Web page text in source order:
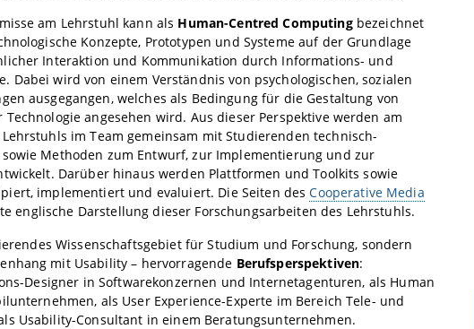
am Lehrstuhl kann als Human-Centred Computingbezeichnet
Konzepte, Prototypen und Systeme auf der Grundlage
Interaktion und Kommunikation durch Informations- und
Dabei wird von einem Verständnis von psychologischen, sozialen
ausgegangen, welches als Bedingung für die Gestaltung von
angesehen wird. Aus dieser Perspektive werden am
im Team gemeinsam mit Studierenden technisch-
Methoden zum Entwurf, zur Implementierung und zur
Darüber hinaus werden Plattformen und Toolkits sowie
implementiert und evaluiert. Die Seiten desCooperative Media
englische Darstellung dieser Forschungsarbeiten des Lehrstuhls.
Wissenschaftsgebiet für Studium und Forschung, sondern
mit Usability – hervorragende Berufsperspektiven:
Designer in Softwarekonzernen und Internetagenturen, als Human
als User Experience-Experte im Bereich Tele- und
Usability-Consultant in einem Beratungsunternehmen.